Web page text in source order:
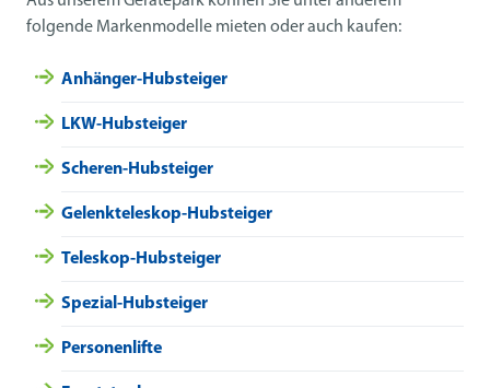
folgende Markenmodelle mieten oder auch kaufen:
Anhänger-Hubsteiger
LKW-Hubsteiger
Scheren-Hubsteiger
Gelenkteleskop-Hubsteiger
Teleskop-Hubsteiger
Spezial-Hubsteiger
Personenlifte